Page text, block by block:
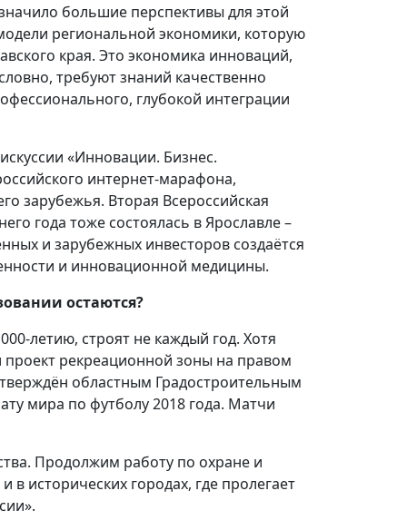
большие перспективы для этой
региональной экономики, которую
края. Это экономика инноваций,
требуют знаний качественно
глубокой интеграции
«Инновации. Бизнес.
интернет-марафона,
зарубежья. Вторая Всероссийская
года тоже состоялась в Ярославле –
и зарубежных инвесторов создаётся
и инновационной медицины.
остаются?
летию, строят не каждый год. Хотя
проект рекреационной зоны на правом
областным Градостроительным
мира по футболу 2018 года. Матчи
Продолжим работу по охране и
в исторических городах, где пролегает